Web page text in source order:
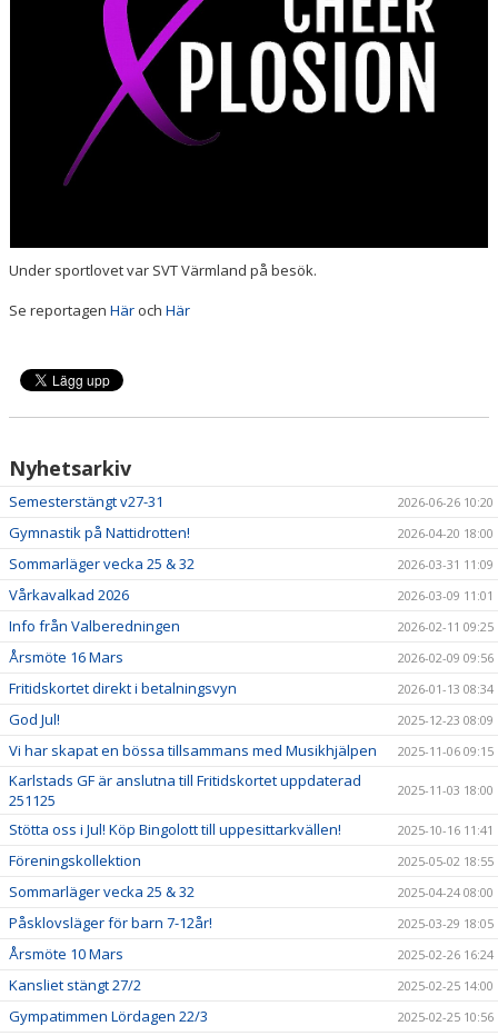
PRISER & TERMINSTIDER
FÖRENINGSKOLLEKTION
HYRA KGF-LOKALEN
Under sportlovet var SVT Värmland på besök.
Se reportagen Här och Här
Nyhetsarkiv
Semesterstängt v27-31 2026-06-26 10:20
Gymnastik på Nattidrotten! 2026-04-20 18:00
Sommarläger vecka 25 & 32 2026-03-31 11:09
Vårkavalkad 2026 2026-03-09 11:01
Info från Valberedningen 2026-02-11 09:25
Årsmöte 16 Mars 2026-02-09 09:56
Fritidskortet direkt i betalningsvyn 2026-01-13 08:34
God Jul! 2025-12-23 08:09
Vi har skapat en bössa tillsammans med Musikhjälpen 2025-11-06 09:15
Karlstads GF är anslutna till Fritidskortet uppdaterad
251125
2025-11-03 18:00
Stötta oss i Jul! Köp Bingolott till uppesittarkvällen! 2025-10-16 11:41
Föreningskollektion 2025-05-02 18:55
Sommarläger vecka 25 & 32 2025-04-24 08:00
Påsklovsläger för barn 7-12år! 2025-03-29 18:05
Årsmöte 10 Mars 2025-02-26 16:24
Kansliet stängt 27/2 2025-02-25 14:00
Gympatimmen Lördagen 22/3 2025-02-25 10:56